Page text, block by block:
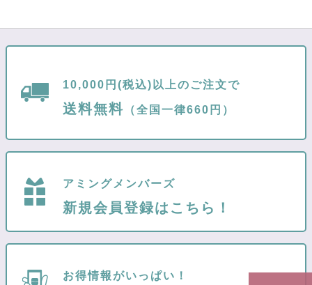
10,000円(税込)以上のご注文で
送料無料 （全国一律660円）
アミングメンバーズ
新規会員登録はこちら！
お得情報がいっぱい！